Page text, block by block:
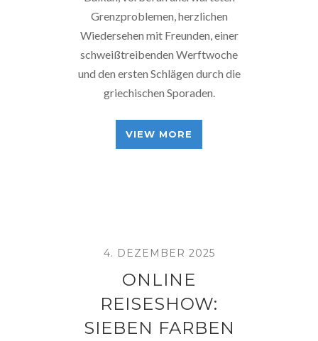
Grenzproblemen, herzlichen
Wiedersehen mit Freunden, einer
schweißtreibenden Werftwoche
und den ersten Schlägen durch die
griechischen Sporaden.
VIEW MORE
4. DEZEMBER 2025
ONLINE
REISESHOW:
SIEBEN FARBEN